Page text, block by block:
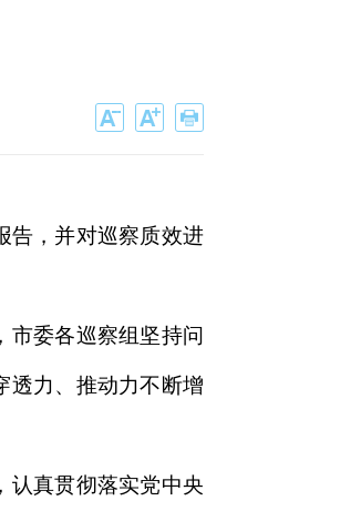
告，并对巡察质效进
市委各巡察组坚持问
透力、推动力不断增
认真贯彻落实党中央